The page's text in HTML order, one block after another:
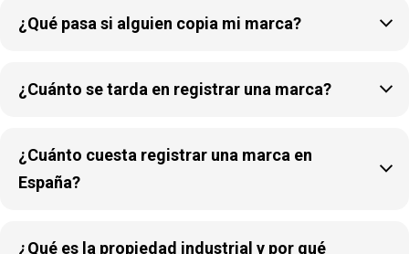
¿Qué pasa si alguien copia mi marca? 
¿Cuánto se tarda en registrar una marca? 
¿Cuánto cuesta registrar una marca en
España?

¿Qué es la propiedad industrial y por qué